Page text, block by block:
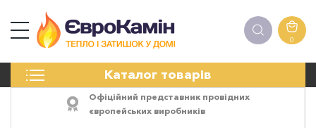
0
Каталог товарів
ПЕЧІ
ЕЛЕКТРОКАМІНИ
Офіційний представник провідних
європейських виробників